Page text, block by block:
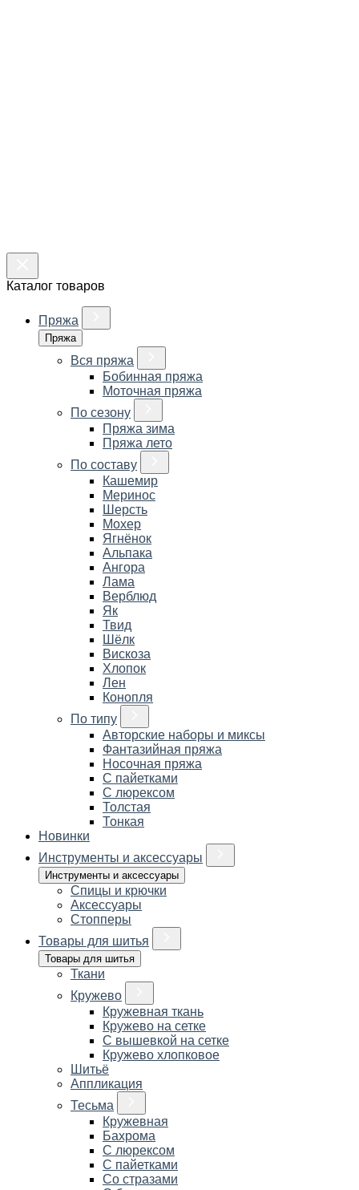
Каталог товаров
Пряжа
Пряжа
Вся пряжа
Бобинная пряжа
Моточная пряжа
По сезону
Пряжа зима
Пряжа лето
По составу
Кашемир
Меринос
Шерсть
Мохер
Ягнёнок
Альпака
Ангора
Лама
Верблюд
Як
Твид
Шёлк
Вискоза
Хлопок
Лен
Конопля
По типу
Авторские наборы и миксы
Фантазийная пряжа
Носочная пряжа
С пайетками
С люрексом
Толстая
Тонкая
Новинки
Инструменты и аксессуары
Инструменты и аксессуары
Спицы и крючки
Аксессуары
Стопперы
Товары для шитья
Товары для шитья
Ткани
Кружево
Кружевная ткань
Кружево на сетке
С вышевкой на сетке
Кружево хлопковое
Шитьё
Аппликация
Тесьма
Кружевная
Бахрома
С люрексом
С пайетками
Со стразами